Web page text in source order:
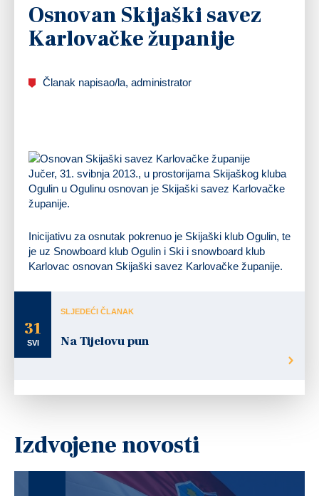
Osnovan Skijaški savez
Karlovačke županije
Članak napisao/la, administrator
Jučer, 31. svibnja 2013., u prostorijama Skijaškog kluba
Ogulin u Ogulinu osnovan je Skijaški savez Karlovačke
županije.
Inicijativu za osnutak pokrenuo je Skijaški klub Ogulin, te
je uz Snowboard klub Ogulin i Ski i snowboard klub
Karlovac osnovan Skijaški savez Karlovačke županije.
31
SVI
SLJEDEĆI ČLANAK
Na Tijelovu pun
Izdvojene novosti